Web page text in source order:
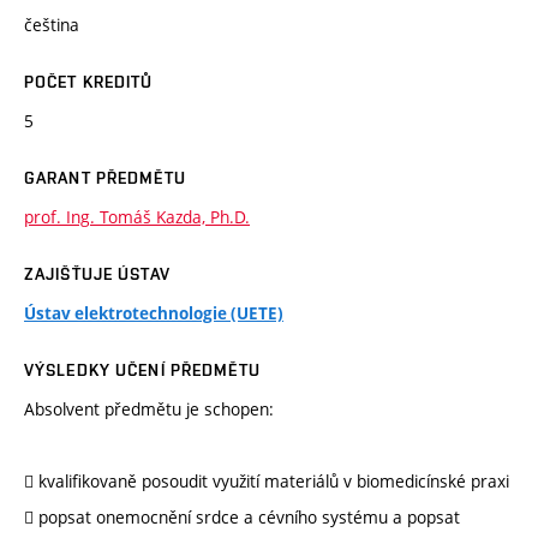
čeština
POČET KREDITŮ
5
GARANT PŘEDMĚTU
prof. Ing. Tomáš Kazda, Ph.D.
ZAJIŠŤUJE ÚSTAV
Ústav elektrotechnologie (UETE)
VÝSLEDKY UČENÍ PŘEDMĚTU
Absolvent předmětu je schopen:
 kvalifikovaně posoudit využití materiálů v biomedicínské praxi
 popsat onemocnění srdce a cévního systému a popsat